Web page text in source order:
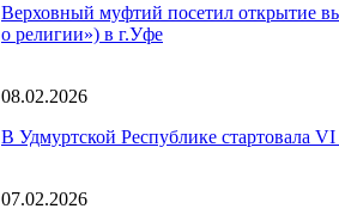
Верховный муфтий посетил открытие
о религии») в г.Уфе
08.02.2026
В Удмуртской Республике стартовала
07.02.2026